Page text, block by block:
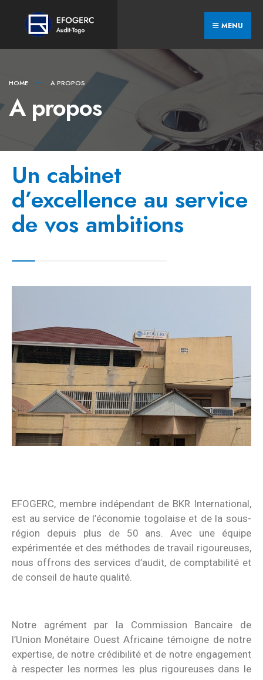
MENU
HOME A PROPOS
A propos
Un cabinet
d’excellence au service
de vos ambitions
EFOGERC, membre indépendant de BKR International,
est au service de l’économie togolaise et de la sous-
région depuis plus de 50 ans. Avec une équipe
expérimentée et des méthodes de travail rigoureuses,
nous offrons des services d’audit, de comptabilité et
de conseil de haute qualité.
Notre agrément par la Commission Bancaire de
l’Union Monétaire Ouest Africaine témoigne de notre
expertise, de notre crédibilité et de notre engagement
à respecter les normes les plus rigoureuses dans le